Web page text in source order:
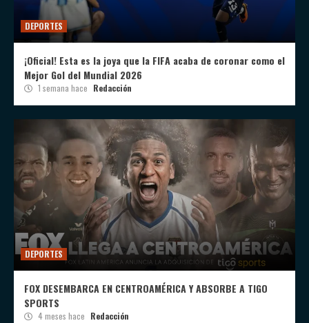
DEPORTES
¡Oficial! Esta es la joya que la FIFA acaba de coronar como el
Mejor Gol del Mundial 2026
1 semana hace Redacción
DEPORTES
FOX DESEMBARCA EN CENTROAMÉRICA Y ABSORBE A TIGO
SPORTS
4 meses hace Redacción